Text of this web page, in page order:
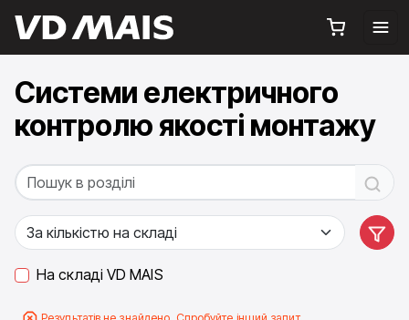
Системи електричного
контролю якості монтажу
На складі VD MAIS